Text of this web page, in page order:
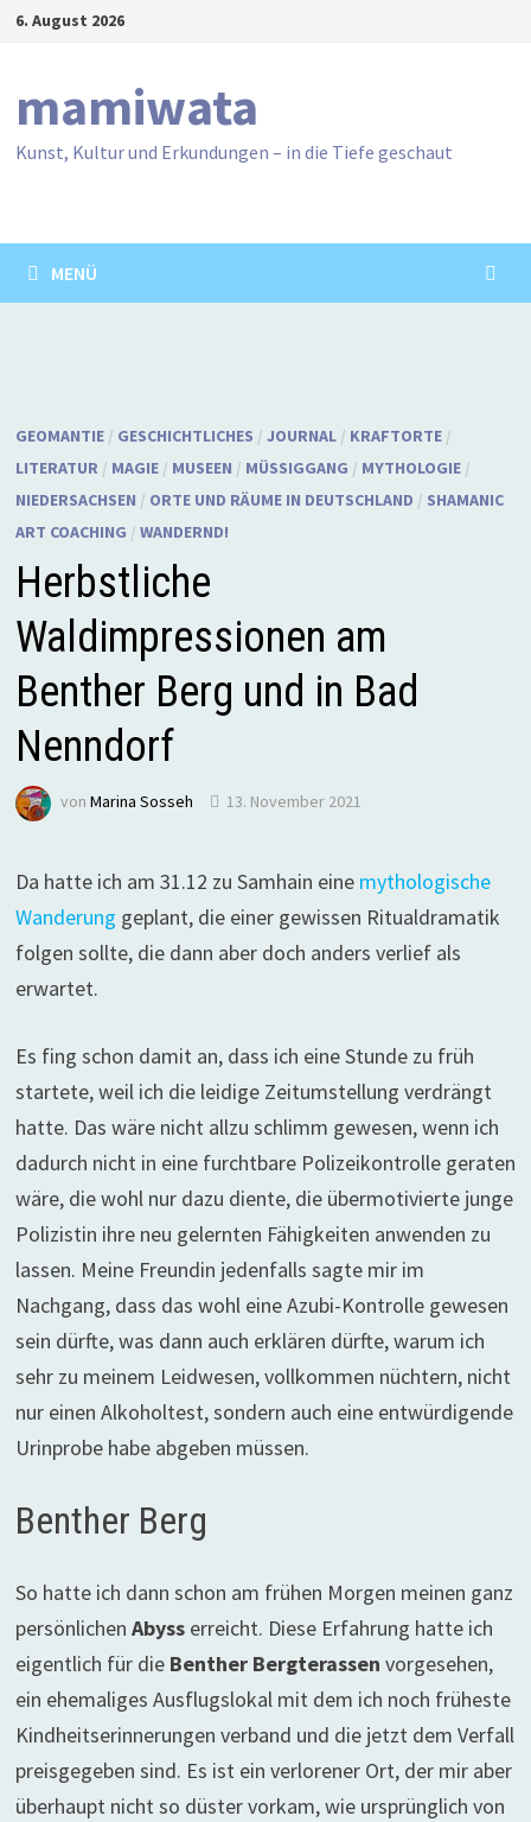
Zum6. August 2026
mamiwata
Kunst, Kultur und Erkundungen – in die Tiefe geschaut
MENÜ
GEOMANTIE/ GESCHICHTLICHES / JOURNAL/ KRAFTORTE/
LITERATUR / MAGIE/ MUSEEN / MÜSSIGGANG / MYTHOLOGIE/
NIEDERSACHSEN / ORTE UND RÄUME IN DEUTSCHLAND / SHAMANIC
ART COACHING / WANDERND!
Herbstliche
Waldimpressionen am
Benther Berg und in Bad
Nenndorf
von Marina Sosseh 13. November 2021
Da hatte ich am 31.12 zu Samhain eine mythologische
Wanderung geplant, die einer gewissen Ritualdramatik
folgen sollte, die dann aber doch anders verlief als
erwartet.
Es fing schon damit an, dass ich eine Stunde zu früh
startete, weil ich die leidige Zeitumstellung verdrängt
hatte. Das wäre nicht allzu schlimm gewesen, wenn ich
dadurch nicht in eine furchtbare Polizeikontrolle geraten
wäre, die wohl nur dazu diente, die übermotivierte junge
Polizistin ihre neu gelernten Fähigkeiten anwenden zu
lassen. Meine Freundin jedenfalls sagte mir im
Nachgang, dass das wohl eine Azubi-Kontrolle gewesen
sein dürfte, was dann auch erklären dürfte, warum ich
sehr zu meinem Leidwesen, vollkommen nüchtern, nicht
nur einen Alkoholtest, sondern auch eine entwürdigende
Urinprobe habe abgeben müssen.
Benther Berg
So hatte ich dann schon am frühen Morgen meinen ganz
persönlichen Abysserreicht. Diese Erfahrung hatte ich
eigentlich für die Benther Bergterassen vorgesehen,
ein ehemaliges Ausflugslokal mit dem ich noch früheste
Kindheitserinnerungen verband und die jetzt dem Verfall
preisgegeben sind. Es ist ein verlorener Ort, der mir aber
überhaupt nicht so düster vorkam, wie ursprünglich von